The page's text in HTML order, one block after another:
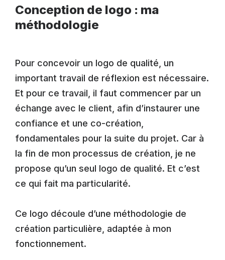
Conception de logo : ma
méthodologie
Pour concevoir un logo de qualité, un
important travail de réflexion est nécessaire.
Et pour ce travail, il faut commencer par un
échange avec le client, afin d’instaurer une
confiance et une co-création,
fondamentales pour la suite du projet. Car à
la fin de mon processus de création, je ne
propose qu’un seul logo de qualité. Et c’est
ce qui fait ma particularité.
Ce logo découle d’une méthodologie de
création particulière, adaptée à mon
fonctionnement.